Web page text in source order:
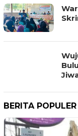
BERITA POPULER